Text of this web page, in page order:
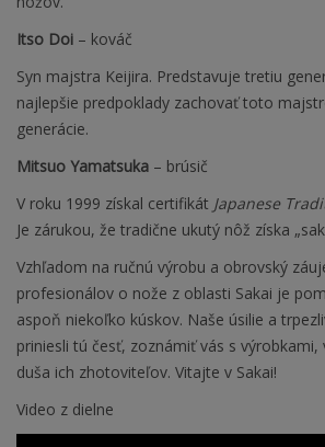
Itso Doi – kováč
Syn majstra Keijira. Predstavuje tretiu
najlepšie predpoklady zachovať toto
generácie.
Mitsuo Yamatsuka – brúsič
V roku 1999 získal certifikát Japanese
Je zárukou, že tradične ukutý nôž získa
Vzhľadom na ručnú výrobu a obrovský
profesionálov o nože z oblasti Sakai je
aspoň niekoľko kúskov. Naše úsilie a
priniesli tú česť, zoznámiť vás s výrobkami,
duša ich zhotoviteľov. Vitajte v Sakai!
Video z dielne